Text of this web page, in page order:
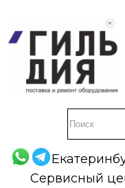
Сервисный